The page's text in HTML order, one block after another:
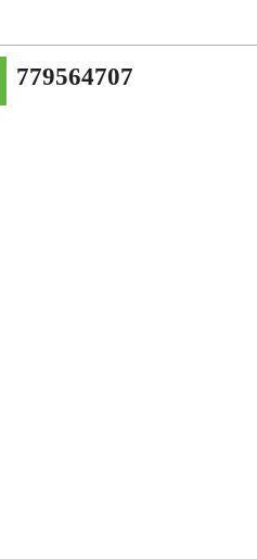
779564707